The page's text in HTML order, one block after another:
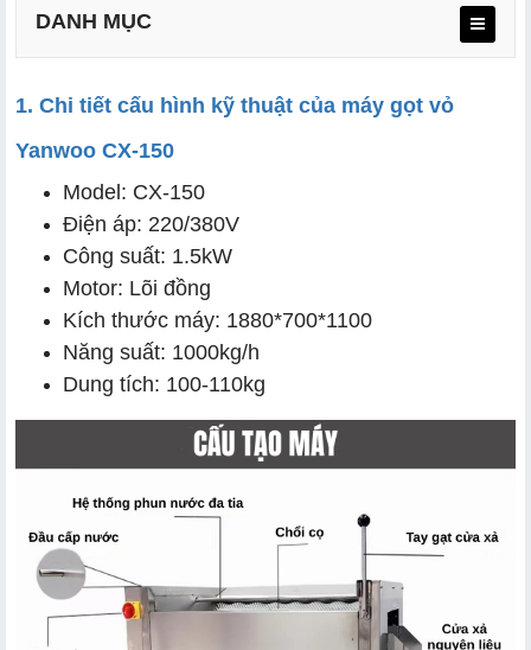
DANH MỤC
1. Chi tiết cấu hình kỹ thuật của máy gọt vỏ
Yanwoo CX-150
Model: CX-150
Điện áp: 220/380V
Công suất: 1.5kW
Motor: Lõi đồng
Kích thước máy: 1880*700*1100
Năng suất: 1000kg/h
Dung tích: 100-110kg